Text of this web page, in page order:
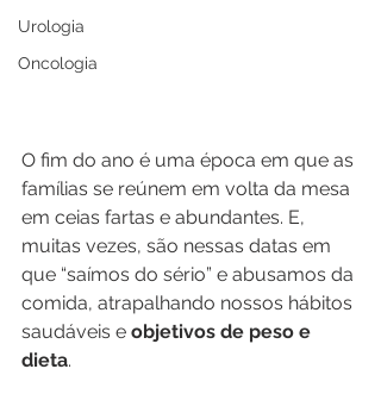
Urologia
Oncologia
O fim do ano é uma época em que as
famílias se reúnem em volta da mesa
em ceias fartas e abundantes. E,
muitas vezes, são nessas datas em
que “saímos do sério” e abusamos da
comida, atrapalhando nossos hábitos
saudáveis e objetivos de peso e
dieta.